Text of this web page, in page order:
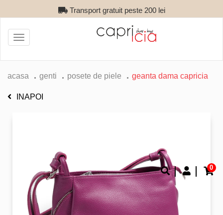
Transport gratuit peste 200 lei
0
Toggle
navigation
acasa genti posete de piele geanta dama capricia
INAPOI